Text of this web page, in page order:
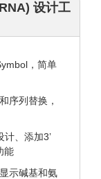
设计工
，简单
和序列替换，
设计、添加3’
能
，显示碱基和氨